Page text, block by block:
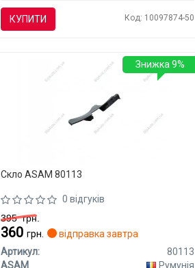
КУПИТИ Код: 10097874-50
Скло ASAM 80113
0 відгуків
395грн.
360 грн.
відправка завтра
Артикул:
80113
ASAM
Румунія
Знижка 9%